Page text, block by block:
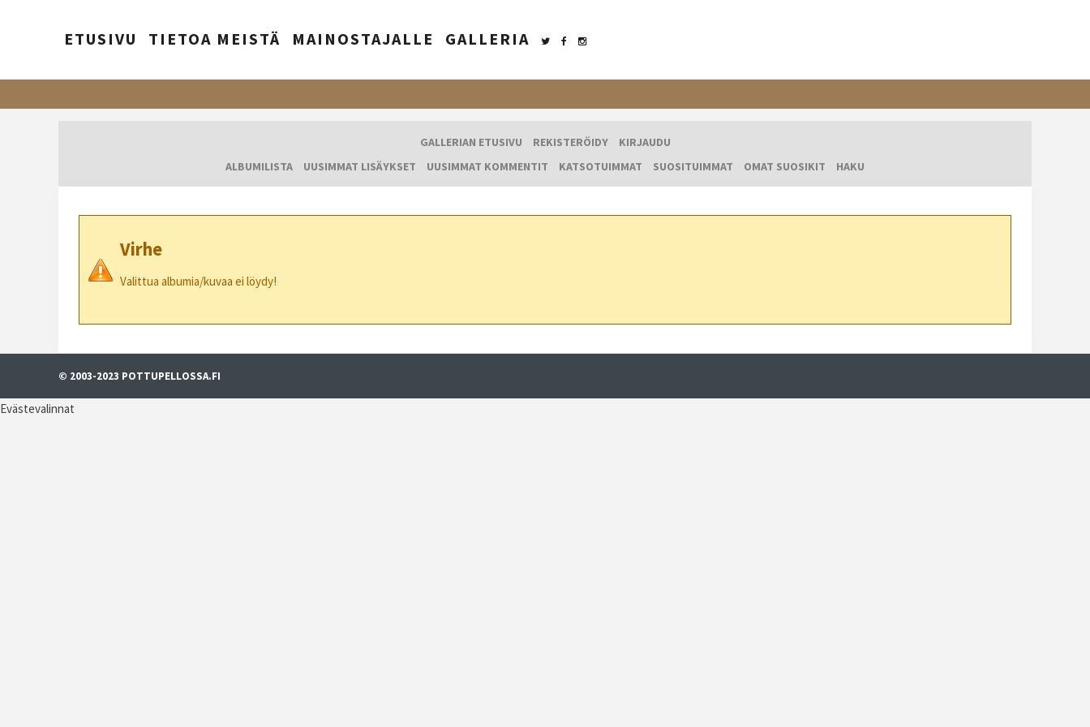
ETUSIVU TIETOA MEISTÄ MAINOSTAJALLE GALLERIA
GALLERIAN ETUSIVU REKISTERÖIDY
KIRJAUDU
ALBUMILISTA
UUSIMMAT LISÄYKSET UUSIMMAT KOMMENTIT KATSOTUIMMAT SUOSITUIMMAT OMAT SUOSIKIT HAKU
Virhe
Valittua albumia/kuvaa ei löydy!
© 2003-2023 POTTUPELLOSSA.FI
Evästevalinnat